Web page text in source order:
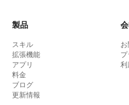
製品
スキル
拡張機能
アプリ
料金
ブログ
更新情報
利